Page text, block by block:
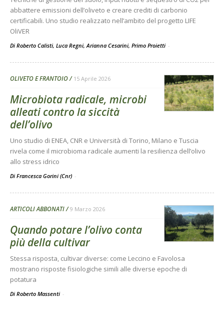
abbattere emissioni dell’oliveto e creare crediti di carbonio
certificabili. Uno studio realizzato nell’ambito del progetto LIFE
OliVER
Di Roberto Calisti, Luca Regni, Arianna Cesarini, Primo Proietti -
OLIVETO E FRANTOIO 15 Aprile 2026
Microbiota radicale, microbi
alleati contro la siccità
dell’olivo
Uno studio di ENEA, CNR e Università di Torino, Milano e Tuscia
rivela come il microbioma radicale aumenti la resilienza dell’olivo
allo stress idrico
Di Francesca Gorini (Cnr) -
ARTICOLI ABBONATI 9 Marzo 2026
Quando potare l’olivo conta
più della cultivar
Stessa risposta, cultivar diverse: come Leccino e Favolosa
mostrano risposte fisiologiche simili alle diverse epoche di
potatura
Di Roberto Massenti -